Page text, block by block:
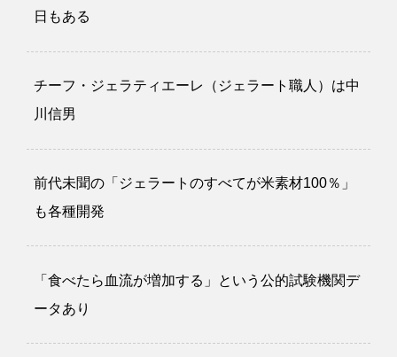
日もある
チーフ・ジェラティエーレ（ジェラート職人）は中
川信男
前代未聞の「ジェラートのすべてが米素材100％」
も各種開発
「食べたら血流が増加する」という公的試験機関デ
ータあり